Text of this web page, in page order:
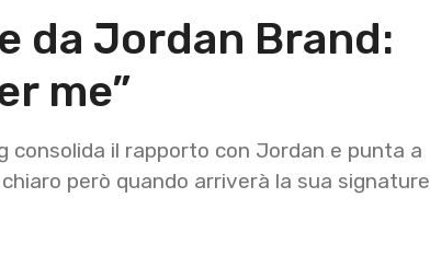
da Jordan Brand:
me”
consolida il rapporto con Jordan e punta a
però quando arriverà la sua signature